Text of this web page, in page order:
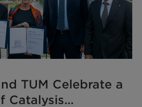
TUM Celebrate a
Catalysis